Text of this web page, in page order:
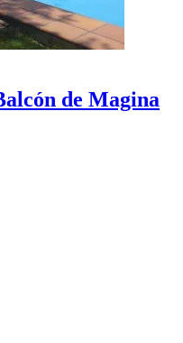
de Magina